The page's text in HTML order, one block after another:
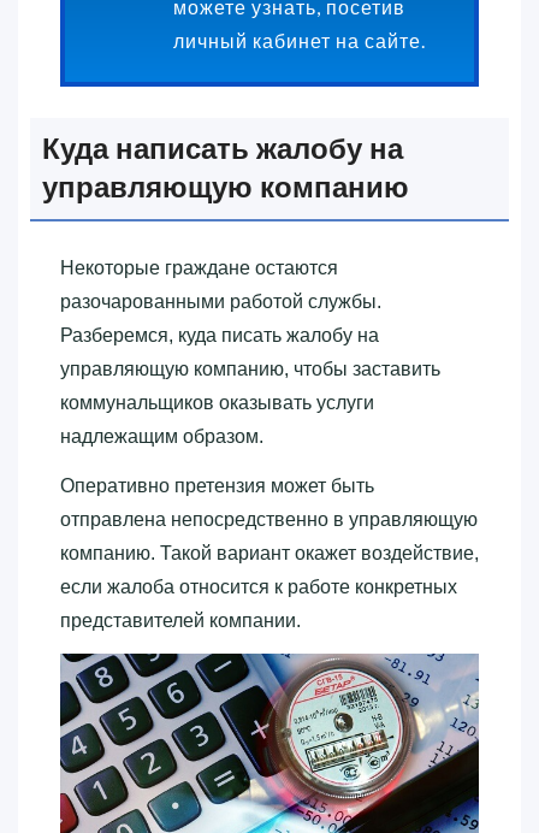
можете узнать, посетив
личный кабинет на сайте.
Куда написать жалобу на
управляющую компанию
Некоторые граждане остаются
разочарованными работой службы.
Разберемся, куда писать жалобу на
управляющую компанию, чтобы заставить
коммунальщиков оказывать услуги
надлежащим образом.
Оперативно претензия может быть
отправлена непосредственно в управляющую
компанию. Такой вариант окажет воздействие,
если жалоба относится к работе конкретных
представителей компании.